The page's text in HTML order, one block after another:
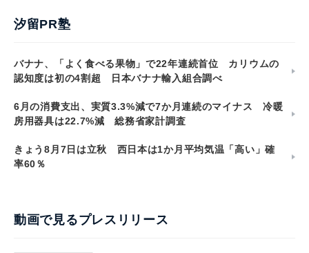
汐留PR塾
バナナ、「よく食べる果物」で22年連続首位 カリウムの
認知度は初の4割超 日本バナナ輸入組合調べ
6月の消費支出、実質3.3%減で7か月連続のマイナス 冷暖
房用器具は22.7%減 総務省家計調査
きょう8月7日は立秋 西日本は1か月平均気温「高い」確
率60％
動画で見るプレスリリース